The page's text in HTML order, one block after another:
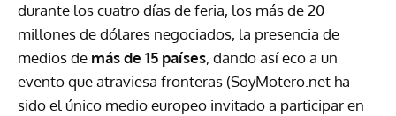
durante los cuatro días de feria, los más de 20
millones de dólares negociados, la presencia de
medios de más de 15 países, dando así eco a un
evento que atraviesa fronteras (SoyMotero.net ha
sido el único medio europeo invitado a participar en